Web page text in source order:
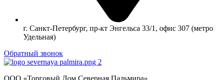
г. Санкт-Петербург, пр-кт Энгельса 33/1, офис 307 (метро
Удельная)
Обратный звонок